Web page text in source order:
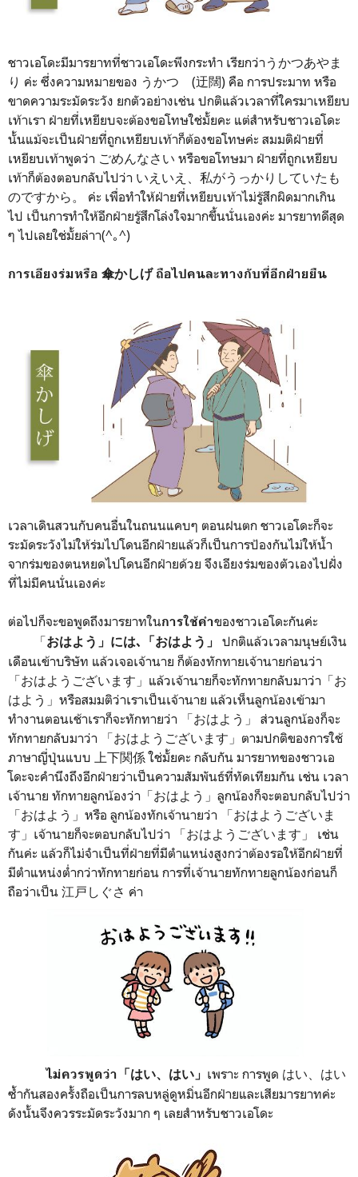
ชาวเอโดะมีมารยาทที่ชาวเอโดะพึงกระทำ เรียกว่าうかつあやま
り ค่ะ ซึ่งความหมายของ うかつ (迂闊) คือ การประมาท หรือ
ขาดความระมัดระวัง ยกตัวอย่างเช่น ปกติแล้วเวลาที่ใครมาเหยียบ
เท้าเรา ฝ่ายที่เหยียบจะต้องขอโทษใช่มั้ยคะ แต่สำหรับชาวเอโดะ
นั้นแม้จะเป็นฝ่ายที่ถูกเหยียบเท้าก็ต้องขอโทษค่ะ สมมติฝ่ายที่
เหยียบเท้าพูดว่า ごめんなさい หรือขอโทษมา ฝ่ายที่ถูกเหยียบ
เท้าก็ต้องตอบกลับไปว่า いえいえ、私がうっかりしていたも
のですから。 ค่ะ เพื่อทำให้ฝ่ายที่เหยียบเท้าไม่รู้สึกผิดมากเกิน
ไป เป็นการทำให้อีกฝ่ายรู้สึกโล่งใจมากขึ้นนั่นเองค่ะ มารยาทดีสุด
ๆ ไปเลยใช่มั้ยล่าา(^｡^)
การเอียงร่มหรือ 傘かしげ ถือไปคนละทางกับที่อีกฝ่ายยืน
เวลาเดินสวนกับคนอื่นในถนนแคบๆ ตอนฝนตก ชาวเอโดะก็จะ
ระมัดระวังไม่ให้ร่มไปโดนอีกฝ่ายแล้วก็เป็นการป้องกันไม่ให้น้ำ
จากร่มของตนหยดไปโดนอีกฝ่ายด้วย จึงเอียงร่มของตัวเองไปฝั่ง
ที่ไม่มีคนนั่นเองค่ะ
ต่อไปก็จะขอพูดถึงมารยาทในการใช้คำของชาวเอโดะกันค่ะ
「おはよう」には､「おはよう」
ปกติแล้วเวลามนุษย์เงิน
เดือนเข้าบริษัท แล้วเจอเจ้านาย ก็ต้องทักทายเจ้านายก่อนว่า
「おはようございます」แล้วเจ้านายก็จะทักทายกลับมาว่า「お
はよう」หรือสมมติว่าเราเป็นเจ้านาย แล้วเห็นลูกน้องเข้ามา
ทำงานตอนเช้าเราก็จะทักทายว่า 「おはよう」 ส่วนลูกน้องก็จะ
ทักทายกลับมาว่า 「おはようございます」ตามปกติของการใช้
ภาษาญี่ปุ่นแบบ 上下関係 ใช่มั้ยคะ กลับกัน มารยาทของชาวเอ
โดะจะคำนึงถึงอีกฝ่ายว่าเป็นความสัมพันธ์ที่ทัดเทียมกัน เช่น เวลา
เจ้านาย ทักทายลูกน้องว่า「おはよう」ลูกน้องก็จะตอบกลับไปว่า
「おはよう」หรือ ลูกน้องทักเจ้านายว่า 「おはようございま
す」เจ้านายก็จะตอบกลับไปว่า 「おはようございます」 เช่น
กันค่ะ แล้วก็ไม่จำเป็นที่ฝ่ายที่มีตำแหน่งสูงกว่าต้องรอให้อีกฝ่ายที่
มีตำแหน่งต่ำกว่าทักทายก่อน การที่เจ้านายทักทายลูกน้องก่อนก็
ถือว่าเป็น 江戸しぐさ ค่า
ไม่ควรพูดว่า「はい、はい」 เพราะ การพูด はい、はい
ซ้ำกันสองครั้งถือเป็นการลบหลู่ดูหมิ่นอีกฝ่ายและเสียมารยาทค่ะ
ดังนั้นจึงควรระมัดระวังมาก ๆ เลยสำหรับชาวเอโดะ